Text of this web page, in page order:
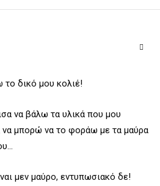
το δικό μου κολιέ!
να βάλω τα υλικά που μου
να μπορώ να το φοράω με τα μαύρα
μεν μαύρο, εντυπωσιακό δε!